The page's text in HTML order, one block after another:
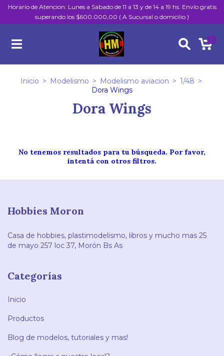
Horario de Atencion: Lunes a Sabado de 11 a 13 y de 14 a 19 hs. Envío gratis
superando los $600.000,00 ( A Sucursal o domicilio )
0
Inicio > Modelismo > Modelismo aviacion > 1/48 >
Dora Wings
Dora Wings
No tenemos resultados para tu búsqueda. Por favor,
intentá con otros filtros.
Hobbies Moron
Casa de hobbies, plastimodelismo, libros y mucho mas 25
de mayo 257 loc 37, Morón Bs As
Categorías
Inicio
Productos
Blog de modelos, tutoriales y mas!